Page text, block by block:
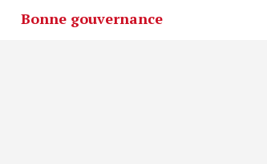
Bonne gouvernance